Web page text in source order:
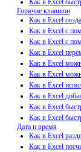
Как в Excel
Горячие клавиши
Как в Excel
Как в Excel с
Как в Excel с
Как в Excel
Как в Excel
Как в Excel
Как в Excel
Как в Excel
Как в Excel
Как в Excel
Дата и время
Как в Excel
Как в Excel